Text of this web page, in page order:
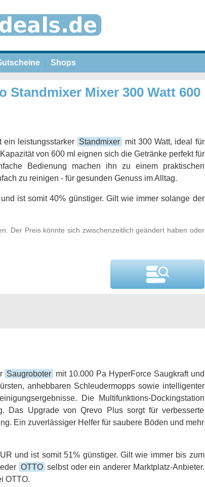
Shops
Standmixer Mixer 300 Watt 600
ein leistungsstarker Standmixer
mit 300 Watt, ideal für
von 600 ml eignen sich die Getränke perfekt für
Bedienung machen ihn zu einem praktischen
zu reinigen - für gesunden Genuss im Alltag.
ist somit 40% günstiger. Gilt wie immer solange der
Der Preis könnte sich zwischenzeitlich geändert haben oder
Saugroboter mit 10.000 Pa HyperForce Saugkraft und
anhebbaren Schleudermopps sowie intelligenter
Die Multifunktions-Dockingstation
Das Upgrade von Qrevo Plus sorgt für verbesserte
Ein zuverlässiger Helfer für saubere Böden und mehr
und ist somit 51% günstiger. Gilt wie immer bis zum
OTTO selbst oder ein anderer Marktplatz-Anbieter.
OTTO.